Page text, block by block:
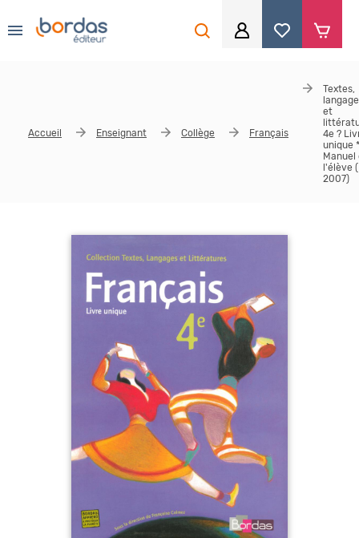
Se souvenir de moi
Mot de passe ou identifiant oublié
Bénéficiez de tarifs préférentiels
Téléchargez des ressources gratuites
Recevez des informations sur nos nouveautés
Accueil Enseignant Collège Français
Textes,
et
4e ?
unique *
Manuel
l'élève
2007)